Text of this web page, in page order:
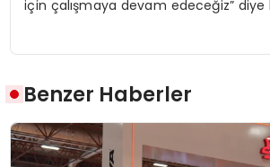
için çalışmaya devam edeceğiz” diye
Benzer Haberler